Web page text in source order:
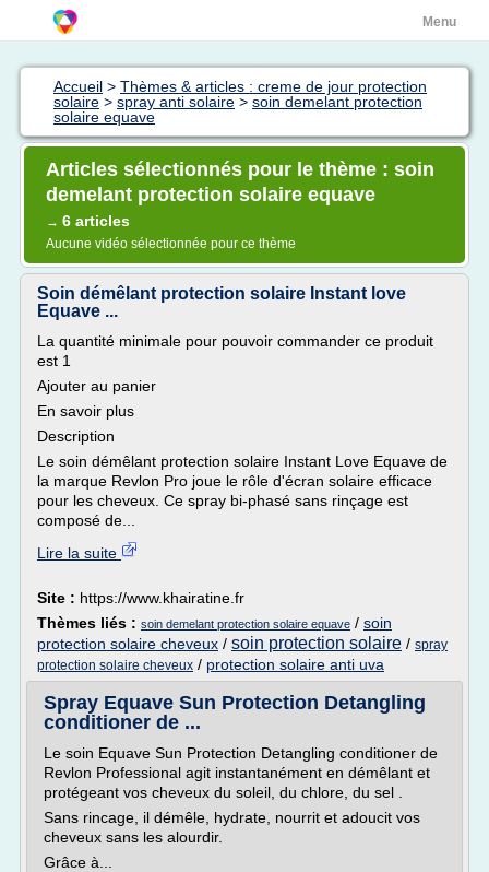
Menu
Accueil > Thèmes & articles : creme de jour protection
solaire > spray anti solaire > soin demelant protection
solaire equave
Articles sélectionnés pour le thème : soin
demelant protection solaire equave
→ 6 articles
Aucune vidéo sélectionnée pour ce thème
Soin démêlant protection solaire Instant love
Equave ...
La quantité minimale pour pouvoir commander ce produit
est 1
Ajouter au panier
En savoir plus
Description
Le soin démêlant protection solaire Instant Love Equave de
la marque Revlon Pro joue le rôle d'écran solaire efficace
pour les cheveux. Ce spray bi-phasé sans rinçage est
composé de...
Lire la suite
Site : https://www.khairatine.fr
Thèmes liés : soin demelant protection solaire equave / soin
protection solaire cheveux / soin protection solaire / spray
protection solaire cheveux / protection solaire anti uva
Spray Equave Sun Protection Detangling
conditioner de ...
Le soin Equave Sun Protection Detangling conditioner de
Revlon Professional agit instantanément en démêlant et
protégeant vos cheveux du soleil, du chlore, du sel .
Sans rincage, il démêle, hydrate, nourrit et adoucit vos
cheveux sans les alourdir.
Grâce à...